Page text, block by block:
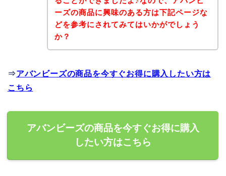
ーズの商品に興味のある方は下記ページな
どを参考にされてみてはいかがでしょう
か？
⇒アバンビーズの商品を今すぐお得に購入したい方は
こちら
アバンビーズの商品を今すぐお得に購入
したい方はこちら